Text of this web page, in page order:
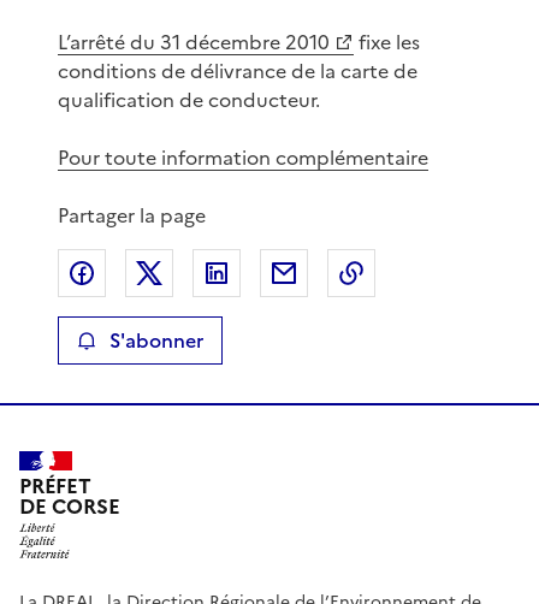
L’arrêté du 31 décembre 2010
fixe les
conditions de délivrance de la carte de
qualification de conducteur.
Pour toute information complémentaire
Partager la page
Partager sur Facebook
Partager sur XPartager sur LinkedIn
Partager par email
S'abonner
PRÉFET
DE CORSE